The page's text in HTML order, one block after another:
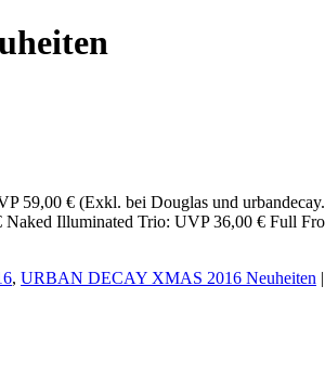
59,00 € (Exkl. bei Douglas und
Illuminated Trio: UVP 36,00 € Full
, URBAN DECAY XMAS 2016 Neuheiten |